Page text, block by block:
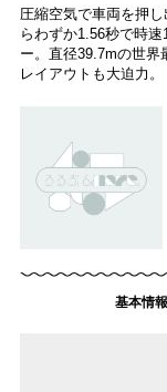
圧縮空気で車両を押
らわずか1.56秒で時
ー。直径39.7mの世界
レイアウトも大迫力。
基本情